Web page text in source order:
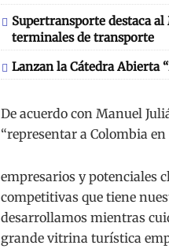
Supertransporte destaca
terminales de transporte
Lanzan la Cátedra Abierta
De acuerdo con Manuel
“representar a Colombia
empresarios y potenciales
competitivas que tiene
desarrollamos mientras
grande vitrina turística